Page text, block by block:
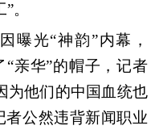
。
因曝光“神韵”内幕，
“亲华”的帽子，记者
为他们的中国血统也
者公然违背新闻职业